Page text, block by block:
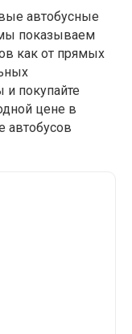
автобусные
показываем
как от прямых
и покупайте
цене в
автобусов